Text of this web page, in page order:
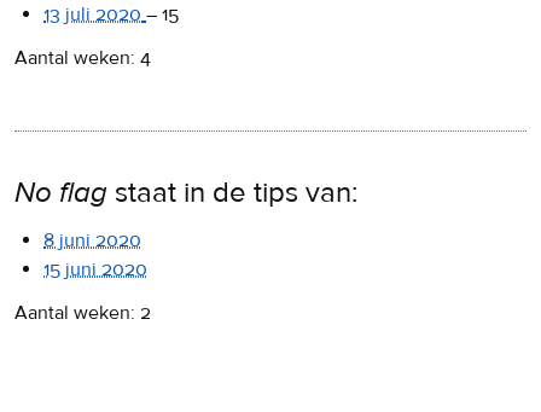
13 juli 2020 – 15
Aantal weken: 4
No flag staat in de tips van:
8 juni 2020
15 juni 2020
Aantal weken: 2